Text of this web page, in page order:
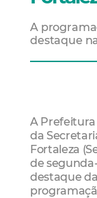
A
destaque
A
da
Fortaleza
de
destaque